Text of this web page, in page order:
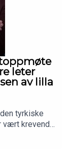
leter
av lilla
tyrkiske
vært krevende
fra
Erdogan kan